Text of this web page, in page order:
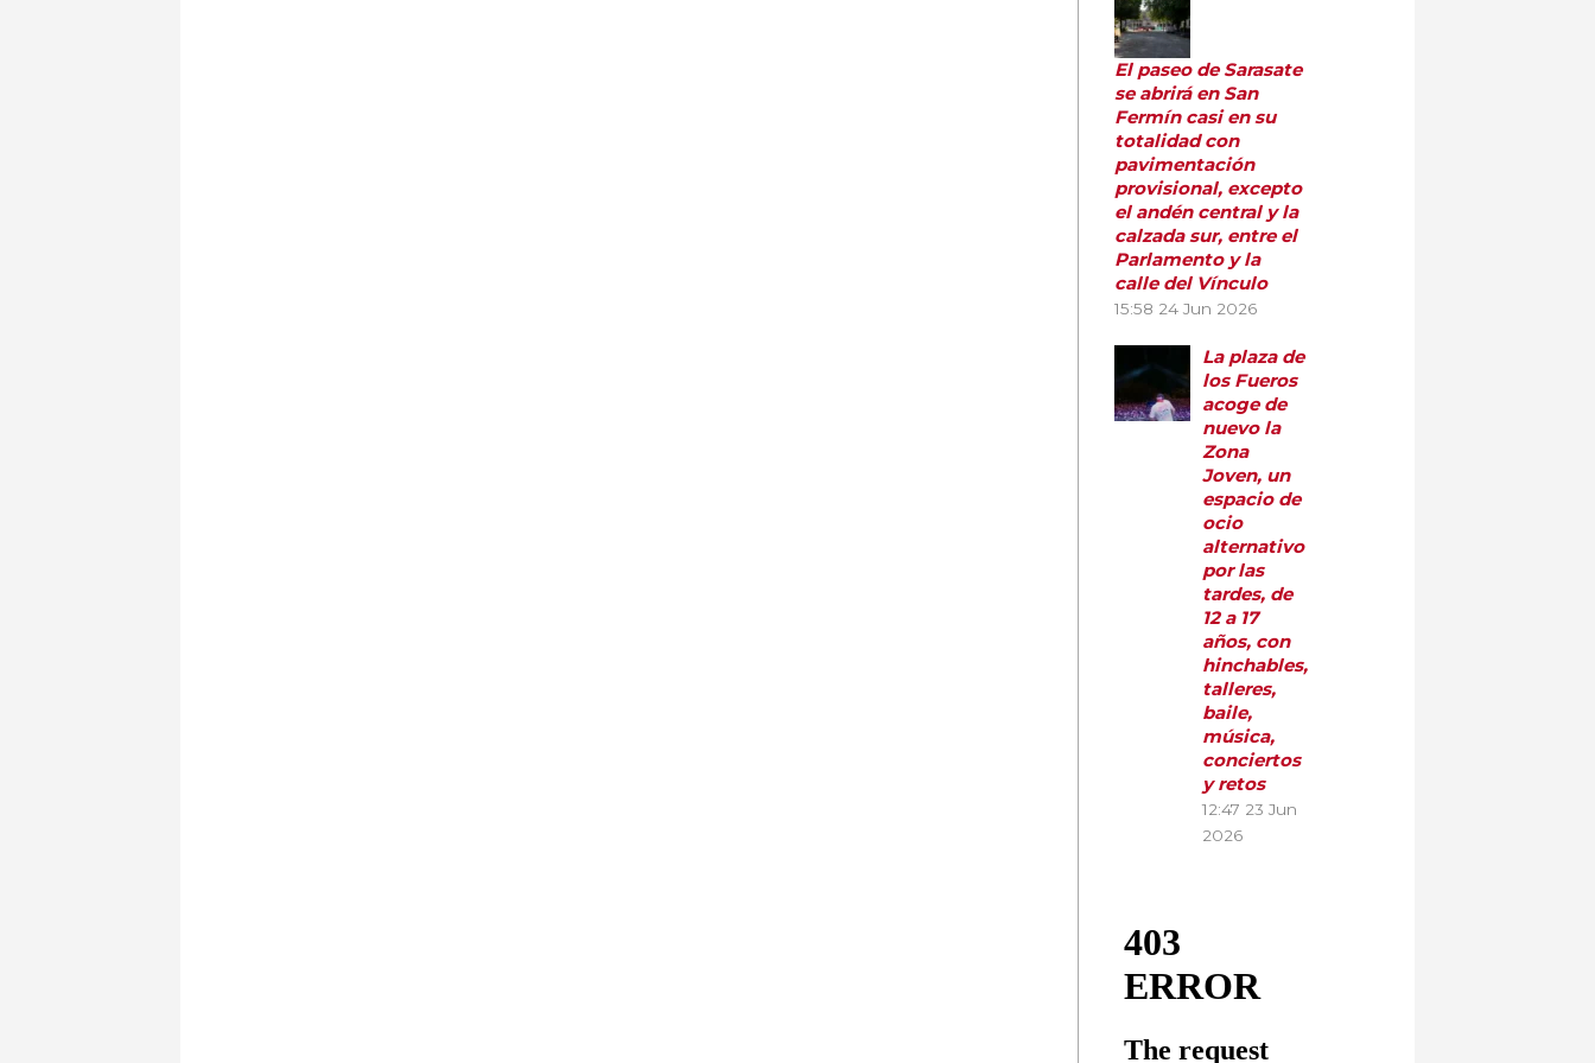
El paseo de Sarasate
se abrirá en San
Fermín casi en su
totalidad con
pavimentación
provisional, excepto
el andén central y la
calzada sur, entre el
Parlamento y la
calle del Vínculo
15:58 24 Jun 2026
La plaza de
los Fueros
acoge de
nuevo la
Zona
Joven, un
espacio de
ocio
alternativo
por las
tardes, de
12 a 17
años, con
hinchables,
talleres,
baile,
música,
conciertos
y retos
12:47 23 Jun
2026